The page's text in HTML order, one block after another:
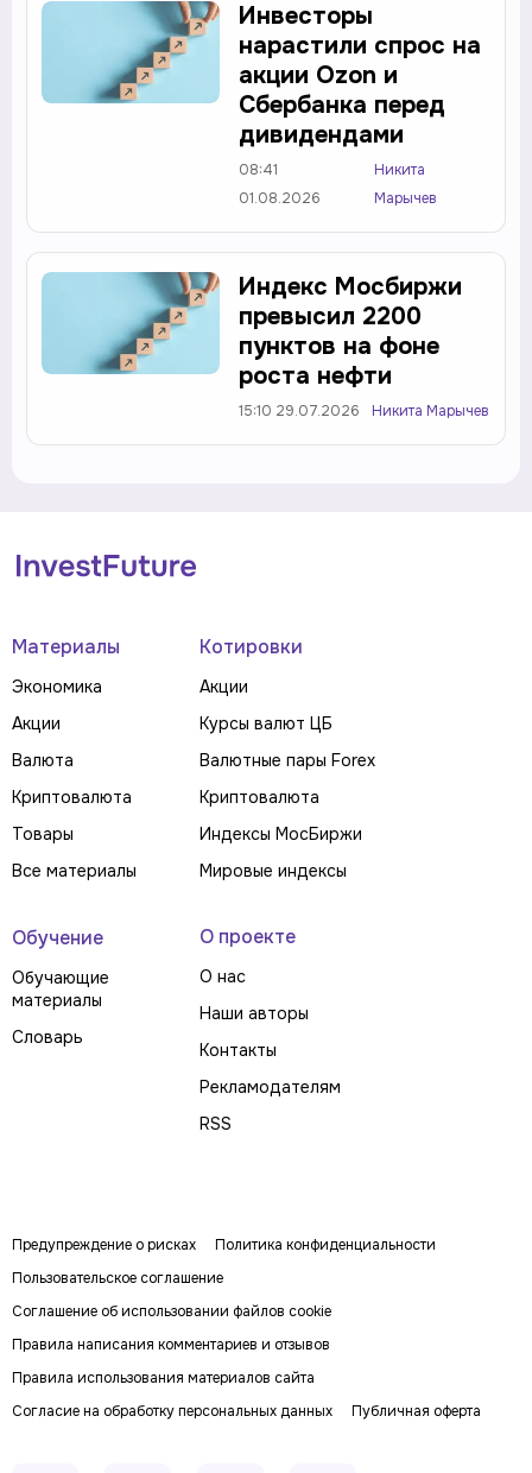
Инвесторы
нарастили спрос на
акции Ozon и
Сбербанка перед
дивидендами
08:41
01.08.2026
Никита
Марычев
Индекс Мосбиржи
превысил 2200
пунктов на фоне
роста нефти
15:10 29.07.2026 Никита Марычев
Материалы
Экономика
Акции
Валюта
Криптовалюта
Товары
Все материалы
Котировки
Акции
Курсы валют ЦБ
Валютные пары Forex
Криптовалюта
Индексы МосБиржи
Мировые индексы
Обучение
Обучающие
материалы
Словарь
О проекте
О нас
Наши авторы
Контакты
Рекламодателям
RSS
Предупреждение о рисках
Политика конфиденциальности
Пользовательское соглашение
Соглашение об использовании файлов cookie
Правила написания комментариев и отзывов
Правила использования материалов сайта
Согласие на обработку персональных данных
Публичная оферта